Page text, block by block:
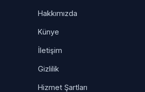
Hakkımızda
Künye
İletişim
Gizlilik
Hizmet Şartları